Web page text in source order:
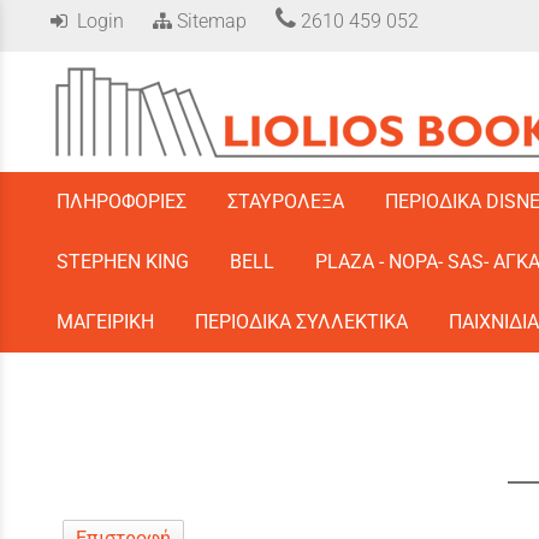
Login Sitemap 2610 459 052
ΠΛΗΡΟΦΟΡΙΕΣ ΣΤΑΥΡΟΛΕΞΑ ΠΕΡΙΟΔΙΚΑ
STEPHEN KING BELL PLAZA - ΝΟΡΑ- SAS-
ΜΑΓΕΙΡΙΚΗ ΠΕΡΙΟΔΙΚΑ ΣΥΛΛΕΚΤΙΚΑ ΠΑΙΧΝΙΔΙΑ